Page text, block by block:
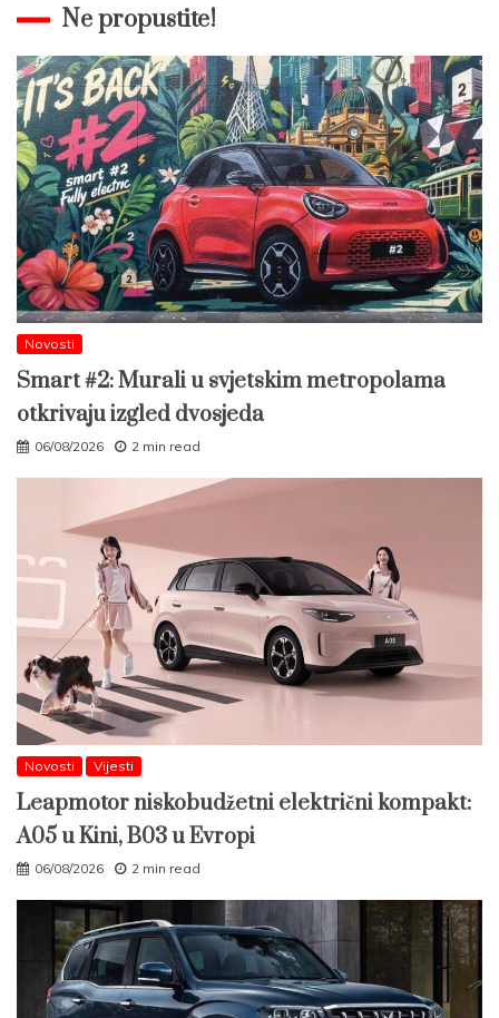
Ne propustite!
Novosti
Smart #2: Murali u svjetskim metropolama
otkrivaju izgled dvosjeda
06/08/2026 2 min read
Novosti Vijesti
Leapmotor niskobudžetni električni kompakt:
A05 u Kini, B03 u Evropi
06/08/2026 2 min read